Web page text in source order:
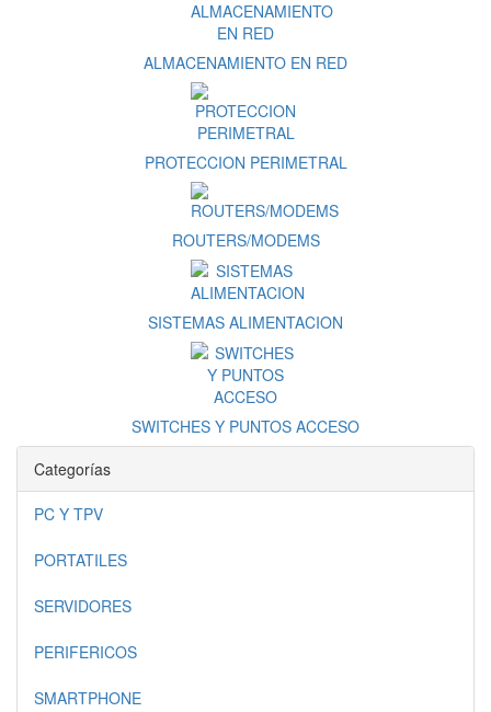
ALMACENAMIENTO EN RED
PROTECCION PERIMETRAL
ROUTERS/MODEMS
SISTEMAS ALIMENTACION
SWITCHES Y PUNTOS ACCESO
Categorías
PC Y TPV
PORTATILES
SERVIDORES
PERIFERICOS
SMARTPHONE